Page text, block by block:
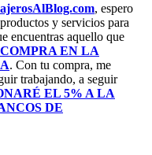
27,95€.26,55€.
, espero
y servicios para
encuentras aquello que
EN LA
. Con tu compra, me
trabajando, a seguir
EL 5% A LA
DE